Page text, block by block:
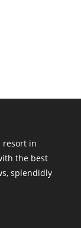
resort in
the best
splendidly